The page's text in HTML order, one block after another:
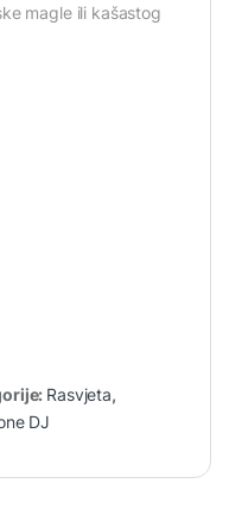
magle ili kašastog
Rasvjeta,
DJ